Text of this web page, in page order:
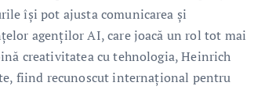
își pot ajusta comunicarea și
agenților AI, care joacă un rol tot mai
creativitatea cu tehnologia, Heinrich
fiind recunoscut internațional pentru